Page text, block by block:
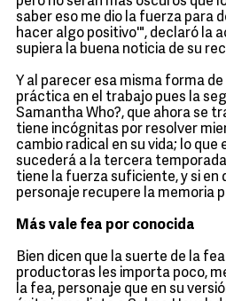
saber eso me dio la fuerza para
hacer algo positivo'", declaró la
supiera la buena noticia de su
Y al parecer esa misma forma
práctica en el trabajo pues la
Samantha Who?, que ahora se
tiene incógnitas por resolver
cambio radical en su vida; lo que
sucederá a la tercera
tiene la fuerza suficiente, y si en
personaje recupere la memoria
Más vale fea por conocida
Bien dicen que la suerte de la
productoras les importa poco,
la fea, personaje que en su